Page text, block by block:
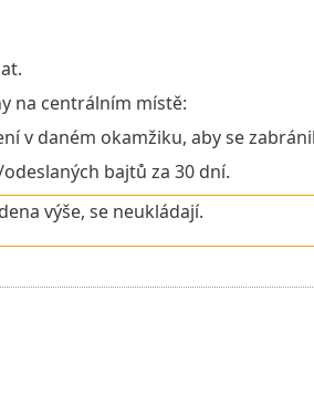
na centrálním místě:
v daném okamžiku, aby se
bajtů za 30 dní.
výše, se neukládají.